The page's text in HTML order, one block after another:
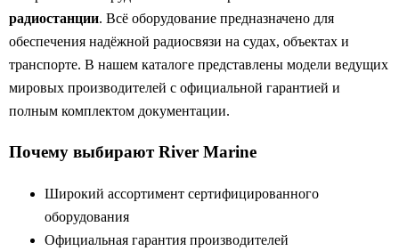
радиостанции. Всё оборудование предназначено для
обеспечения надёжной радиосвязи на судах, объектах и
транспорте. В нашем каталоге представлены модели ведущих
мировых производителей с официальной гарантией и
полным комплектом документации.
Почему выбирают River Marine
Широкий ассортимент сертифицированного
оборудования
Официальная гарантия производителей